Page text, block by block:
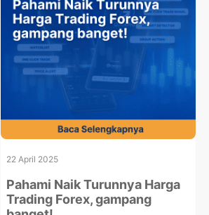
22 April 2025
Pahami Naik Turunnya Harga
Trading Forex, gampang